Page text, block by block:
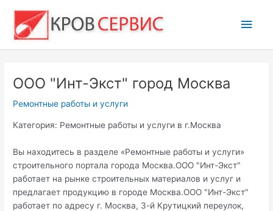
содержимому
ООО "Инт-Экст" город Москва
Ремонтные работы и услуги
Категория: Ремонтные работы и услуги в г.Москва
Вы находитесь в разделе «Ремонтные работы и услуги»
строительного портала города Москва.ООО "Инт-Экст"
работает на рынке строительных материалов и услуг и
предлагает продукцию в городе Москва.ООО "Инт-Экст"
работает по адресу г. Москва, 3-й Крутицкий переулок,